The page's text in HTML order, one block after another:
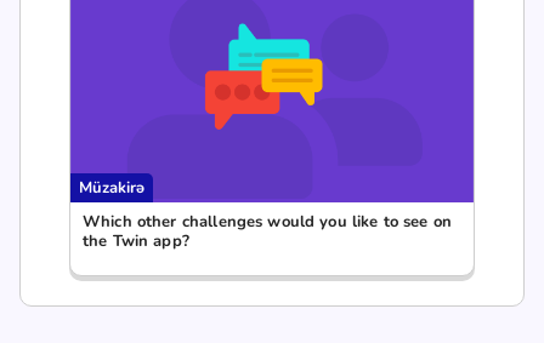
Müzakirə
Which other challenges would you like to see on
the Twin app?